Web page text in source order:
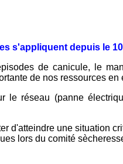
s'appliquent depuis le
de canicule, le
de nos ressources
le réseau (panne
d'atteindre une situation
lors du comité